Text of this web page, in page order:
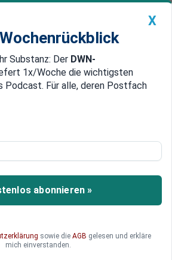
DWN: Geldanlage Premium
DWN-Magazin China
ukrainischen
der Krim
russischen Republik Krim
von Dnipropetrowsk ist,
X
Substanz: Der DWN-
1x/Woche die wichtigsten
Podcast. Für alle, deren Postfach
abonnieren »
sowie die AGB gelesen und erkläre
mich einverstanden.